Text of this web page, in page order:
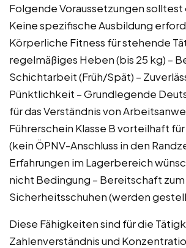
Folgende Voraussetzungen
Keine spezifische Ausbildung
Körperliche Fitness für stehende
regelmäßiges Heben (bis 25 kg) –
Schichtarbeit (Früh/Spät) –
Pünktlichkeit – Grundlegende
für das Verständnis von
Führerschein Klasse B vorteilhaft
(kein ÖPNV-Anschluss in den
Erfahrungen im Lagerbereich
nicht Bedingung – Bereitschaft zum
Sicherheitsschuhen (werden
Diese Fähigkeiten sind für die
Zahlenverständnis und